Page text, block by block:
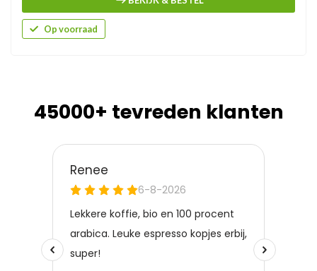
Op voorraad
45000+ tevreden klanten